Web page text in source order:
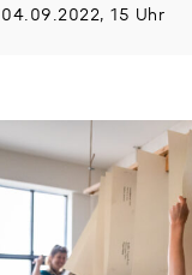
04.09.2022, 15 Uhr